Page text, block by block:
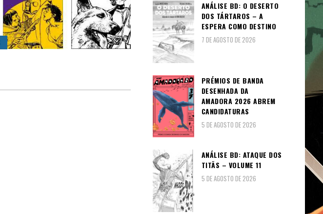
ANÁLISE BD: O DESERTO
DOS TÁRTAROS – A
ESPERA COMO DESTINO
7 DE AGOSTO DE 2026
PRÉMIOS DE BANDA
DESENHADA DA
AMADORA 2026 ABREM
CANDIDATURAS
5 DE AGOSTO DE 2026
ANÁLISE BD: ATAQUE DOS
TITÃS – VOLUME 11
5 DE AGOSTO DE 2026